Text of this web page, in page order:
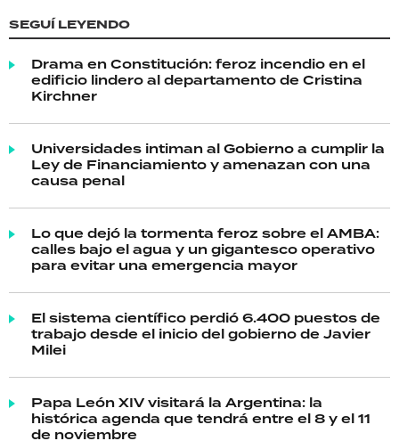
SEGUÍ LEYENDO
Drama en Constitución: feroz incendio en el
edificio lindero al departamento de Cristina
Kirchner
Universidades intiman al Gobierno a cumplir la
Ley de Financiamiento y amenazan con una
causa penal
Lo que dejó la tormenta feroz sobre el AMBA:
calles bajo el agua y un gigantesco operativo
para evitar una emergencia mayor
El sistema científico perdió 6.400 puestos de
trabajo desde el inicio del gobierno de Javier
Milei
Papa León XIV visitará la Argentina: la
histórica agenda que tendrá entre el 8 y el 11
de noviembre